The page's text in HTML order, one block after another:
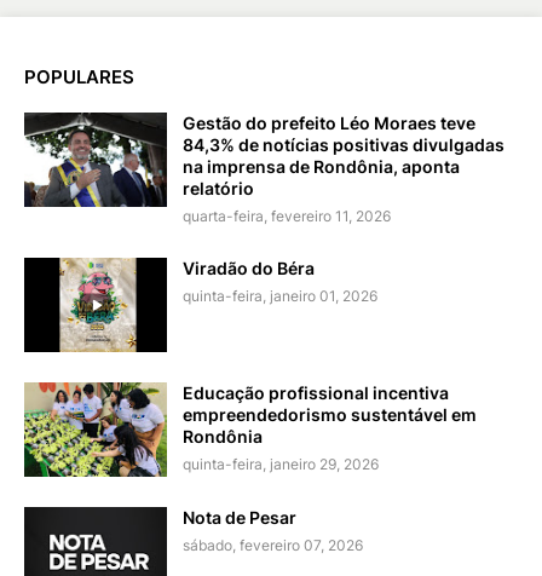
POPULARES
Gestão do prefeito Léo Moraes teve
84,3% de notícias positivas divulgadas
na imprensa de Rondônia, aponta
relatório
quarta-feira, fevereiro 11, 2026
Viradão do Béra
quinta-feira, janeiro 01, 2026
Educação profissional incentiva
empreendedorismo sustentável em
Rondônia
quinta-feira, janeiro 29, 2026
Nota de Pesar
sábado, fevereiro 07, 2026